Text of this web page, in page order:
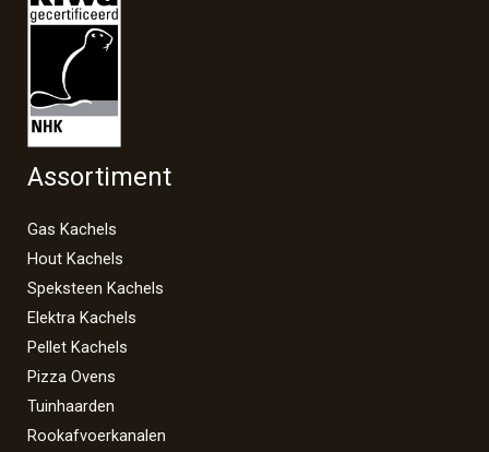
Assortiment
Gas Kachels
Hout Kachels
Speksteen Kachels
Elektra Kachels
Pellet Kachels
Pizza Ovens
Tuinhaarden
Rookafvoerkanalen